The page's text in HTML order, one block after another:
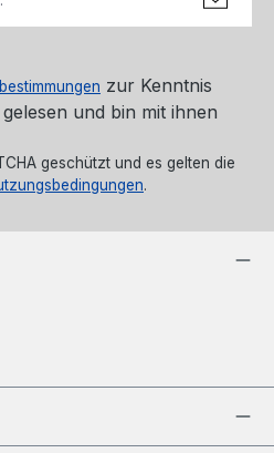
zur Kenntnis
gelesen und bin mit ihnen
geschützt und es gelten die
.